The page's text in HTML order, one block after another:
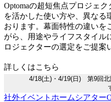
Optomaの超短焦点プロジェ
を活かした使い方や、異なる
おります。幕面特性の違いを
がら、用途やライフスタイル
ロジェクターの選定をご提案
詳しくはこちら
4/18(土)・4/19(日) 第9回北
社外イベント ホームシアター